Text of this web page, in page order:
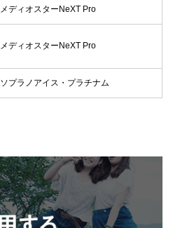
メディオスターNeXT Pro
メディオスターNeXT Pro
ソプラノアイス・プラチナム